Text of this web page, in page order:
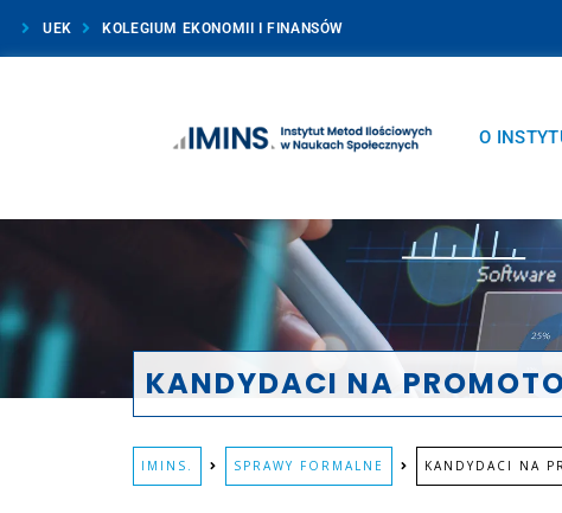
UEK KOLEGIUM EKONOMII I FINANSÓW
O
KANDYDACI NA
IMINS. SPRAWY FORMALNE KANDYDACI NA